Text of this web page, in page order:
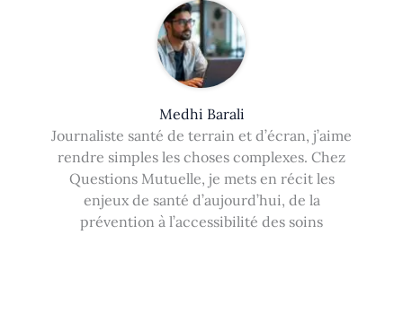
Medhi Barali
Journaliste santé de terrain et d’écran, j’aime
rendre simples les choses complexes. Chez
Questions Mutuelle, je mets en récit les
enjeux de santé d’aujourd’hui, de la
prévention à l’accessibilité des soins